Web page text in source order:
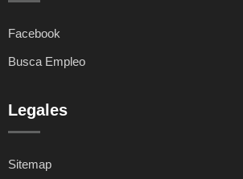
Facebook
Busca Empleo
Legales
Sitemap